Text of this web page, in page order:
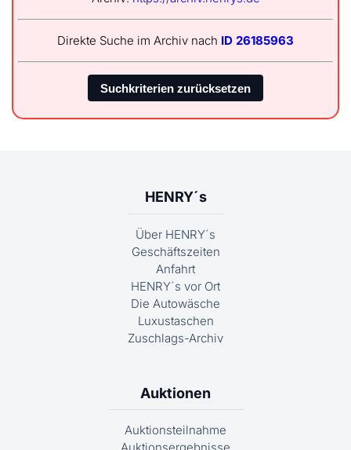
Direkte Suche im Archiv nach ID 26185963
HENRY´s
Über HENRY´s
Geschäftszeiten
Anfahrt
HENRY´s vor Ort
Die Autowäsche
Luxustaschen
Zuschlags-Archiv
Auktionen
Auktionsteilnahme